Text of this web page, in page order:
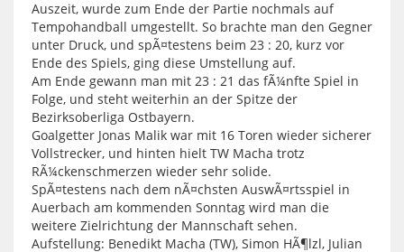
Auszeit, wurde zum Ende der Partie nochmals auf
Tempohandball umgestellt. So brachte man den Gegner
unter Druck, und spÃ¤testens beim 23 : 20, kurz vor
Ende des Spiels, ging diese Umstellung auf.
Am Ende gewann man mit 23 : 21 das fÃ¼nfte Spiel in
Folge, und steht weiterhin an der Spitze der
Bezirksoberliga Ostbayern.
Goalgetter Jonas Malik war mit 16 Toren wieder sicherer
Vollstrecker, und hinten hielt TW Macha trotz
RÃ¼ckenschmerzen wieder sehr solide.
SpÃ¤testens nach dem nÃ¤chsten AuswÃ¤rtsspiel in
Auerbach am kommenden Sonntag wird man die
weitere Zielrichtung der Mannschaft sehen.
Aufstellung: Benedikt Macha (TW), Simon HÃ¶lzl, Julian